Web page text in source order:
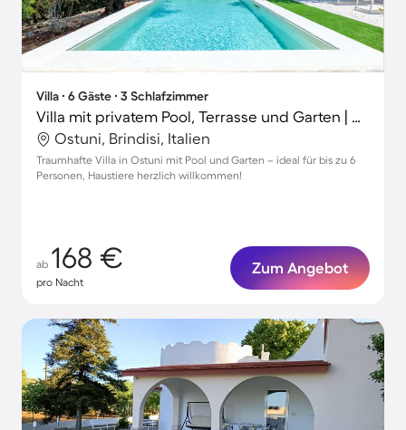
Villa ∙ 6 Gäste ∙ 3 Schlafzimmer
Villa mit privatem Pool, Terrasse und Garten | Gartenblick
Ostuni, Brindisi, Italien
Traumhafte Villa in Ostuni mit Pool und Garten – ideal für bis zu 6
Personen, Haustiere herzlich willkommen!
ab 168 €
pro Nacht
Zum Angebot